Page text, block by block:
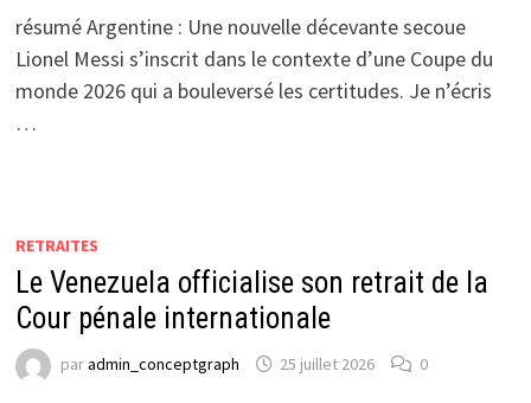
résumé Argentine : Une nouvelle décevante secoue
Lionel Messi s’inscrit dans le contexte d’une Coupe du
monde 2026 qui a bouleversé les certitudes. Je n’écris
…
RETRAITES
Le Venezuela officialise son retrait de la
Cour pénale internationale
paradmin_conceptgraph 25 juillet 2026 0